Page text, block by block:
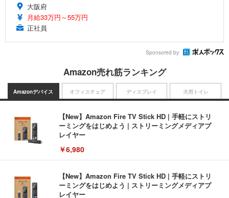
大阪府
月給33万円～55万円
正社員
Sponsored by
Amazon売れ筋ランキング
Amazonデバイス
【New】Amazon Fire TV Stick HD | 手軽にストリ
ーミングをはじめよう | ストリーミングメディアプ
レイヤー
￥6,980
【New】Amazon Fire TV Stick HD | 手軽にストリ
ーミングをはじめよう | ストリーミングメディアプ
レイヤー
オフィスチェア ディスプレイ 犬用トイレ